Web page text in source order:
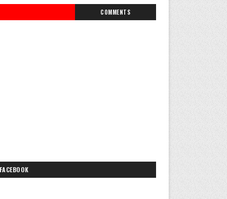
COMMENTS